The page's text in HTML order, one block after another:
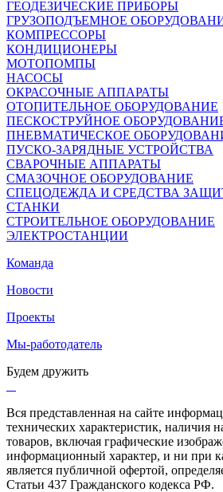
ГЕОДЕЗИЧЕСКИЕ ПРИБОРЫ
ГРУЗОПОДЪЕМНОЕ
КОМПРЕССОРЫ
КОНДИЦИОНЕРЫ
МОТОПОМПЫ
НАСОСЫ
ОКРАСОЧНЫЕ АППАРАТЫ
ОТОПИТЕЛЬНОЕ ОБОРУДОВАНИЕ
ПЕСКОСТРУЙНОЕ
ПНЕВМАТИЧЕСКОЕ
ПУСКО-ЗАРЯДНЫЕ УСТРОЙСТВА
СВАРОЧНЫЕ АППАРАТЫ
СМАЗОЧНОЕ ОБОРУДОВАНИЕ
СПЕЦОДЕЖДА И СРЕДСТВА
СТАНКИ
СТРОИТЕЛЬНОЕ ОБОРУДОВАНИЕ
ЭЛЕКТРОСТАНЦИИ
Команда
Новости
Проекты
Мы-работодатель
Будем дружить
Вся представленная на сайте
технических характеристик, наличия
товаров, включая графические
информационный характер, и ни при
является публичной офертой,
Статьи 437 Гражданского кодекса РФ.